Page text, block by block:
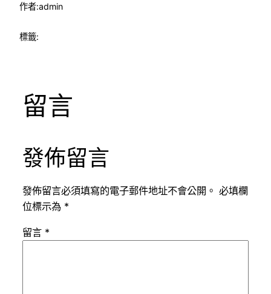
作者:admin
標籤:
留言
發佈留言
發佈留言必須填寫的電子郵件地址不會公開。 必填欄
位標示為 *
留言 *